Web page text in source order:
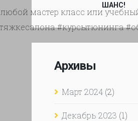
ШАНС!
Архивы
Март 2024(2)
Декабрь 2023 (1)
мастер класс или